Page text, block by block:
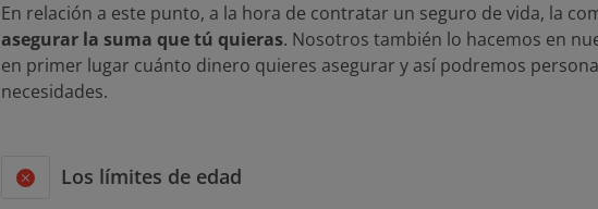
En relación a este punto, a la hora de contratar un seguro de vida, la
asegurar la suma que tú quieras. Nosotros también lo hacemos en
en primer lugar cuánto dinero quieres asegurar y así podremos
necesidades.
Los límites de edad